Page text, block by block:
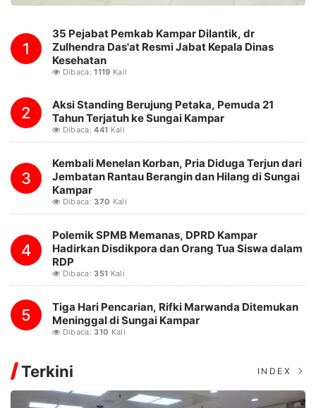
1
35 Pejabat Pemkab Kampar Dilantik, dr
Zulhendra Das'at Resmi Jabat Kepala Dinas
Kesehatan
Dibaca:1119 Kali
2
Aksi Standing Berujung Petaka, Pemuda 21
Tahun Terjatuh ke Sungai Kampar
Dibaca:441 Kali
3
Kembali Menelan Korban, Pria Diduga Terjun dari
Jembatan Rantau Berangin dan Hilang di Sungai
Kampar
Dibaca:370 Kali
4
Polemik SPMB Memanas, DPRD Kampar
Hadirkan Disdikpora dan Orang Tua Siswa dalam
RDP
Dibaca:351 Kali
5
Tiga Hari Pencarian, Rifki Marwanda Ditemukan
Meninggal di Sungai Kampar
Dibaca:310 Kali
Terkini INDEX